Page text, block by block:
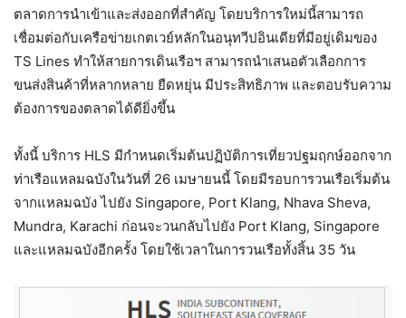
ตลาดการนำเข้าและส่งออกที่สำคัญ โดยบริการใหม่นี้สามารถ
เชื่อมต่อกับเครือข่ายเกตเวย์หลักในอนุทวีปอินเดียที่มีอยู่เดิมของ
TS Lines ทำให้สายการเดินเรือฯ สามารถนำเสนอตัวเลือกการ
ขนส่งสินค้าที่หลากหลาย ยืดหยุ่น มีประสิทธิภาพ และตอบรับความ
ต้องการของตลาดได้ดียิ่งขึ้น
ทั้งนี้ บริการ HLS มีกำหนดเริ่มต้นปฏิบัติการเที่ยวปฐมฤกษ์ออกจาก
ท่าเรือแหลมฉบังในวันที่ 26 เมษายนนี้ โดยมีรอบการวนเรือเริ่มต้น
จากแหลมฉบัง ไปยัง Singapore, Port Klang, Nhava Sheva,
Mundra, Karachi ก่อนจะวนกลับไปยัง Port Klang, Singapore
และแหลมฉบังอีกครั้ง โดยใช้เวลาในการวนเรือทั้งสิ้น 35 วัน